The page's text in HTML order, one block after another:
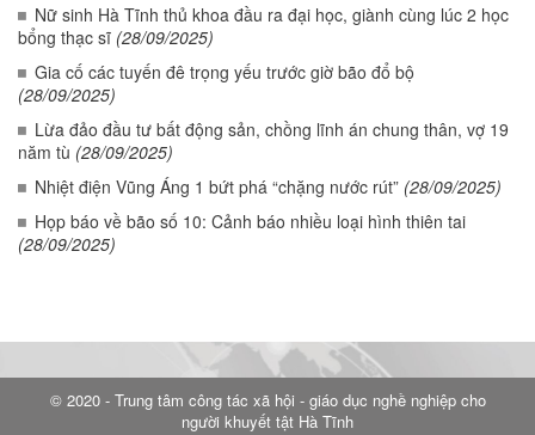
Nữ sinh Hà Tĩnh thủ khoa đầu ra đại học, giành cùng lúc 2 học
bổng thạc sĩ (28/09/2025)
Gia cố các tuyến đê trọng yếu trước giờ bão đổ bộ
(28/09/2025)
Lừa đảo đầu tư bất động sản, chồng lĩnh án chung thân, vợ 19
năm tù (28/09/2025)
Nhiệt điện Vũng Áng 1 bứt phá “chặng nước rút” (28/09/2025)
Họp báo về bão số 10: Cảnh báo nhiều loại hình thiên tai
(28/09/2025)
© 2020 - Trung tâm công tác xã hội - giáo dục nghề nghiệp cho
người khuyết tật Hà Tĩnh